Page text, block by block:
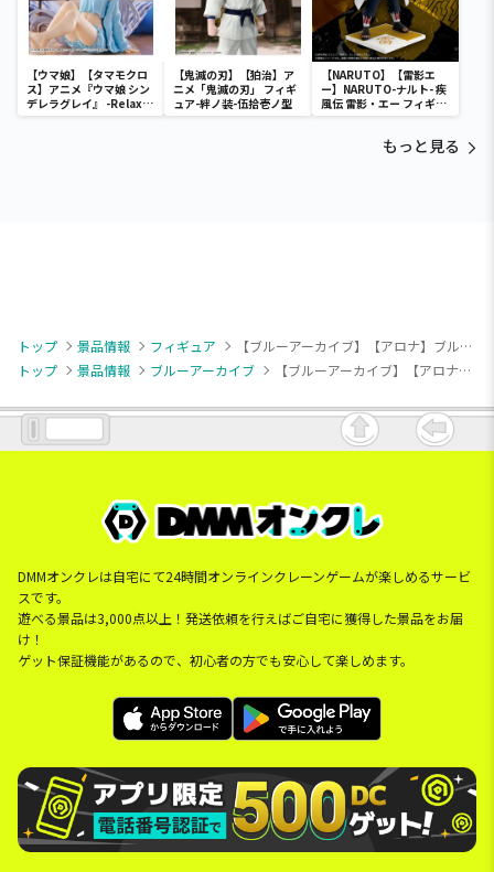
【ウマ娘】【タマモクロ
ス】アニメ『ウマ娘 シン
デレラグレイ』 -Relax
time-タマモクロス
【鬼滅の刃】【狛治】ア
ニメ「鬼滅の刃」 フィギ
ュア-絆ノ装-伍拾壱ノ型
【NARUTO】【雷影エ
ー】NARUTO-ナルト- 疾
風伝 雷影・エー フィギュ
ア～五影集結…!!～
もっと見る
トップ 景品情報 フィギュア
【ブルーアーカイブ】【アロナ】ブルーアーカイブ -Blue Archive- モニタートップフィギュア-アロナ-
トップ
景品情報 ブルーアーカイブ 【ブルーアーカイブ】【アロナ】ブルーアーカイブ -Blue Archive- モニタートップフィギュア-アロナ-
DMMオンクレは自宅にて24時間オンラインクレーンゲームが楽しめるサービ
スです。
遊べる景品は3,000点以上！発送依頼を行えばご自宅に獲得した景品をお届
け！
ゲット保証機能があるので、初心者の方でも安心して楽しめます。